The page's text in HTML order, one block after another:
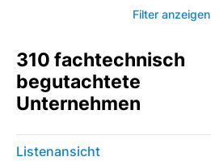
Filter anzeigen
310 fachtechnisch
begutachtete
Unternehmen
Listenansicht